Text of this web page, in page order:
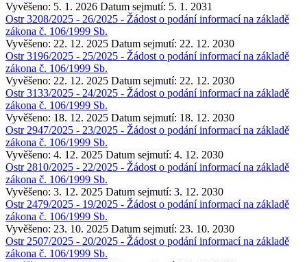
Vyvěšeno: 5. 1. 2026 Datum sejmutí: 5. 1. 2031
Ostr 3208/2025 - 26/2025 - Žádost o podání informací na základě
zákona č. 106/1999 Sb.
Vyvěšeno: 22. 12. 2025 Datum sejmutí: 22. 12. 2030
Ostr 3196/2025 - 25/2025 - Žádost o podání informací na základě
zákona č. 106/1999 Sb.
Vyvěšeno: 22. 12. 2025 Datum sejmutí: 22. 12. 2030
Ostr 3133/2025 - 24/2025 - Žádost o podání informací na základě
zákona č. 106/1999 Sb.
Vyvěšeno: 18. 12. 2025 Datum sejmutí: 18. 12. 2030
Ostr 2947/2025 - 23/2025 - Žádost o podání informací na základě
zákona č. 106/1999 Sb.
Vyvěšeno: 4. 12. 2025 Datum sejmutí: 4. 12. 2030
Ostr 2810/2025 - 22/2025 - Žádost o podání informací na základě
zákona č. 106/1999 Sb.
Vyvěšeno: 3. 12. 2025 Datum sejmutí: 3. 12. 2030
Ostr 2479/2025 - 19/2025 - Žádost o podání informací na základě
zákona č. 106/1999 Sb.
Vyvěšeno: 23. 10. 2025 Datum sejmutí: 23. 10. 2030
Ostr 2507/2025 - 20/2025 - Žádost o podání informací na základě
zákona č. 106/1999 Sb.